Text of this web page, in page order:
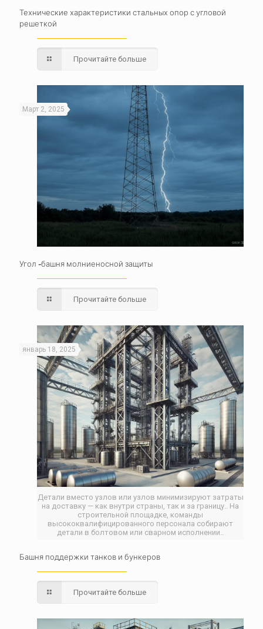
Технические характеристики стальных опор с угловой
решеткой
Прочитайте больше
Март 2, 2025
Угол -башня молниеносной защиты
Прочитайте больше
Детали вместо узлов или узлов минимизируют затраты
на доставку — как внутри страны, так и за границу.. На
строительной площадке, команды
высококвалифицированного персонала собирают
детали в болтовом или сварном исполнении..
январь 18, 2025
Башня поддержки танков и бункеров
Прочитайте больше